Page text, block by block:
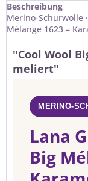
Beschreibung
Merino-Schurwolle
Mélange 1623 –
"Cool Wool
meliert"
MERINO-
Lana
Big